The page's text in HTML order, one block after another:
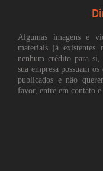
Algumas imagens e
materiais já
nenhum crédito para si,
sua empresa possuam
publicados e não
favor, entre em contato